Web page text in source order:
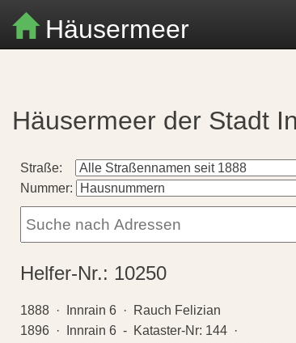
Häusermeer
Häusermeer der Stadt
Straße:
Nummer:
Helfer-Nr.: 10250
1888 · Innrain 6 · Rauch Felizian
1896 · Innrain 6 - Kataster-Nr: 144 ·